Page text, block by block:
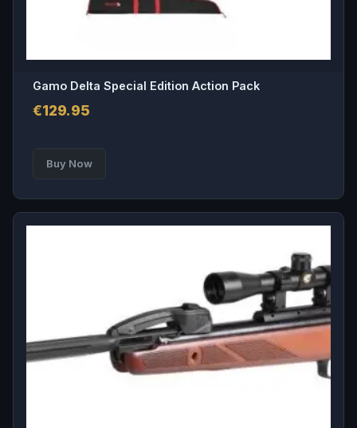
Gamo Delta Special Edition Action Pack
€129.95
Buy Now